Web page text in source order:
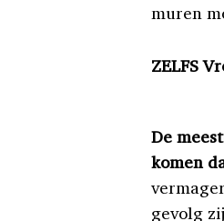
muren
ZELFS
De
komen
gevolg